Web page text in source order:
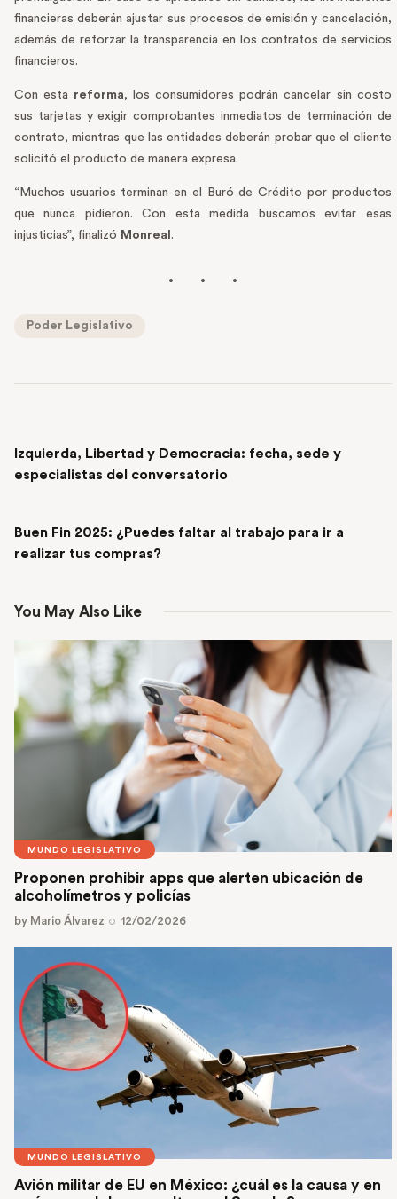
financieras deberán ajustar sus procesos de emisión y cancelación,
además de reforzar la transparencia en los contratos de servicios
financieros.
Con esta reforma, los consumidores podrán cancelar sin costo
sus tarjetas y exigir comprobantes inmediatos de terminación de
contrato, mientras que las entidades deberán probar que el cliente
solicitó el producto de manera expresa.
“Muchos usuarios terminan en el Buró de Crédito por productos
que nunca pidieron. Con esta medida buscamos evitar esas
injusticias”, finalizó Monreal .
Poder Legislativo
Izquierda, Libertad y Democracia: fecha, sede y
especialistas del conversatorio
Buen Fin 2025: ¿Puedes faltar al trabajo para ir a
realizar tus compras?
You May Also Like
MUNDO LEGISLATIVO
Proponen prohibir apps que alerten ubicación de
alcoholímetros y policías
by Mario Álvarez 12/02/2026
MUNDO LEGISLATIVO
Avión militar de EU en México: ¿cuál es la causa y en